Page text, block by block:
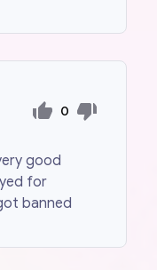
0
good
for
banned